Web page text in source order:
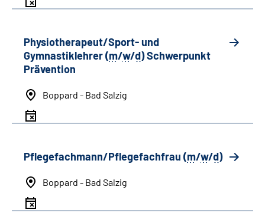
Physiotherapeut/Sport- und
Gymnastiklehrer (m/w/d) Schwerpunkt
Prävention
Boppard - Bad Salzig
Pflegefachmann/Pflegefachfrau (m/w/d)
Boppard - Bad Salzig